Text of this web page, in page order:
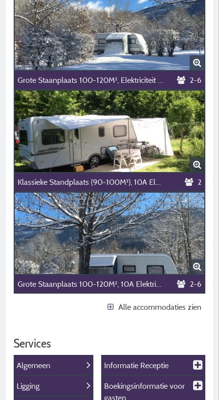
Grote Staanplaats 100-120M², Elektriciteit 6A (1 Tent, 1 Installatie/1 Auto/Elektriciteit 6A) 2-6
Klassieke Standplaats (90-100M²), 10A Elektriciteit (1 Installatie/1 Auto/10A Elektriciteit) 2
Grote Staanplaats 100-120M², 10A Elektriciteit (1 Tent-Caravan-Camping-Auto / 1 Auto / 10A Stroomvoorziening) 2-6
Alle accommodaties zien
Services
Algemeen
Ligging
Informatie Receptie
Boekingsinformatie voor
gasten